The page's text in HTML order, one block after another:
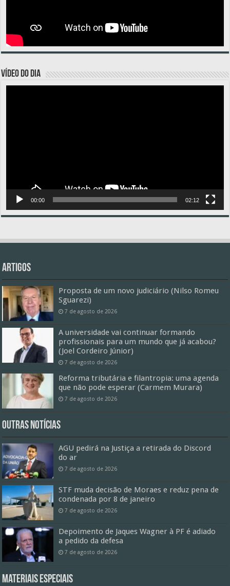
VÍDEO DO DIA
00:00 02:12
Artigos
Proposta de um novo judiciário (Nilso Romeu
Sguarezi)
7 de agosto de 2026
A universidade vai continuar formando
profissionais para um mundo que já acabou?
(Joel Cordeiro Júnior)
7 de agosto de 2026
Reforma tributária e filantropia: uma agenda
que não pode esperar (Carmem Murara)
7 de agosto de 2026
Outras Notícias
AGU pedirá na Justiça a retirada do Discord
do ar
7 de agosto de 2026
STF muda decisão de Moraes e reduz pena de
condenada por 8 de janeiro
7 de agosto de 2026
Depoimento de Jaques Wagner à PF é adiado
a pedido da defesa
7 de agosto de 2026
Materiais especiais